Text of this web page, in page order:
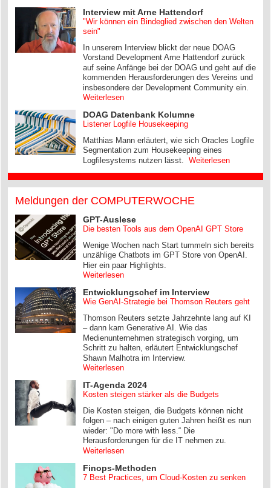
Interview mit Arne Hattendorf
"Wir können ein Bindeglied zwischen den Welten
sein"
In unserem Interview blickt der neue DOAG
Vorstand Development Arne Hattendorf zurück
auf seine Anfänge bei der DOAG und geht auf die
kommenden Herausforderungen des Vereins und
insbesondere der Development Community ein.
Weiterlesen
DOAG Datenbank Kolumne
Listener Logfile Housekeeping
Matthias Mann erläutert, wie sich Oracles Logfile
Segmentation zum Housekeeping eines
Logfilesystems nutzen lässt.
Weiterlesen
Meldungen der COMPUTERWOCHE
GPT-Auslese
Die besten Tools aus dem OpenAI GPT Store
Wenige Wochen nach Start tummeln sich bereits
unzählige Chatbots im GPT Store von OpenAI.
Hier ein paar Highlights.
Weiterlesen
Entwicklungschef im Interview
Wie GenAI-Strategie bei Thomson Reuters geht
Thomson Reuters setzte Jahrzehnte lang auf KI
– dann kam Generative AI. Wie das
Medienunternehmen strategisch vorging, um
Schritt zu halten, erläutert Entwicklungschef
Shawn Malhotra im Interview.
Weiterlesen
IT-Agenda 2024
Kosten steigen stärker als die Budgets
Die Kosten steigen, die Budgets können nicht
folgen – nach einigen guten Jahren heißt es nun
wieder: "Do more with less.“ Die
Herausforderungen für die IT nehmen zu.
Weiterlesen
Finops-Methoden
7 Best Practices, um Cloud-Kosten zu senken